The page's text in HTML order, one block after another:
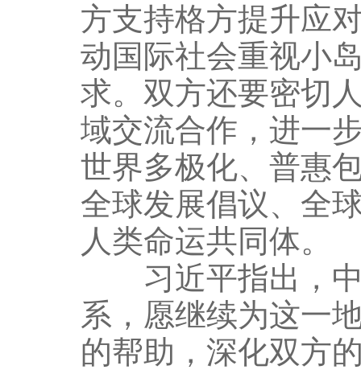
方支持格方提升应
动国际社会重视小
求。双方还要密切
域交流合作，进一
世界多极化、普惠
全球发展倡议、全
人类命运共同体。
习近平指出，中
系，愿继续为这一
的帮助，深化双方